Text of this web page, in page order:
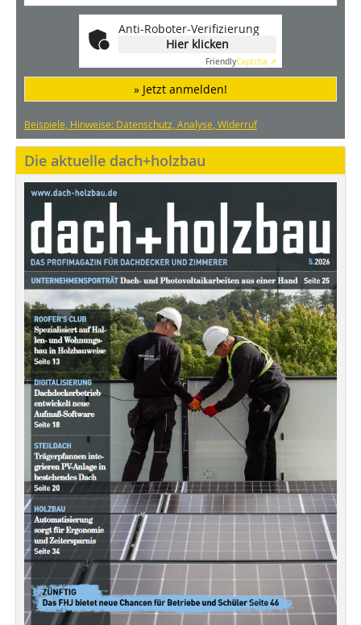
Anti-Roboter-Verifizierung
Hier klicken
FriendlyCaptcha ⇗
» Jetzt anmelden!
Beispiele, Hinweise: Datenschutz, Analyse, Widerruf
Die aktuelle dach+holzbau